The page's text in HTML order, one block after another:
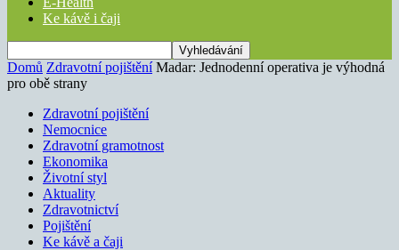
Ke kávě i čaji
Domů Zdravotní pojištění Madar: Jednodenní operativa je výhodná
pro obě strany
Zdravotní pojištění
Nemocnice
Zdravotní gramotnost
Ekonomika
Životní styl
Aktuality
Zdravotnictví
Pojištění
Ke kávě a čaji